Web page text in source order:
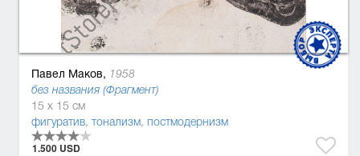
Павел Маков, 1958
без названия (Фрагмент)
15 x 15 см
фигуратив, тонализм, постмодернизм
1.500 USD